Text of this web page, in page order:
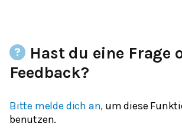
Hast du eine Frage
Feedback?
Bitte melde dich an, um diese
benutzen.